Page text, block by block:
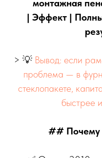
монтажная
| Эффект |
> 💡Вывод: если
проблема — в
стеклопакете,
быстрее
## Почему